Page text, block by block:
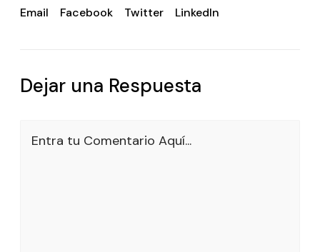
Email Facebook Twitter LinkedIn
Dejar una Respuesta
Entra tu Comentario Aquí...